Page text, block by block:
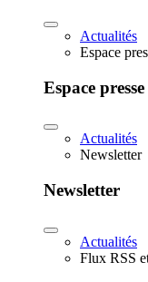
Actualités
Espace
Espace presse
Actualités
Newsletter
Newsletter
Actualités
Flux RSS